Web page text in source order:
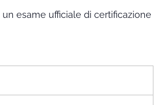
esame ufficiale di certificazione